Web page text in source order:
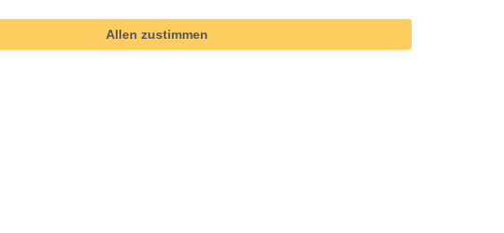
Allen zustimmen